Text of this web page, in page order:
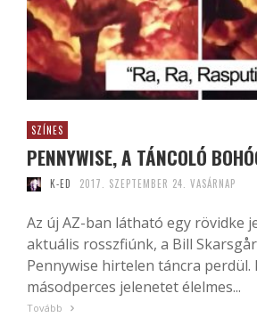
SZÍNES
PENNYWISE, A TÁNCOLÓ
K-ED 2017. SZEPTEMBER 24. VASÁRNAP
Az új AZ-ban látható egy rövidke
aktuális rosszfiúnk, a Bill
Pennywise hirtelen táncra perdül.
másodperces jelenetet élelmes...
Tovább